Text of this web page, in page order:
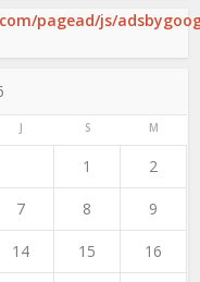
pagead/js/
J S M
1 2
7 8 9
14 15 16